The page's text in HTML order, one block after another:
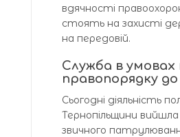
вдячності
стоять на захисті
на передовій.
Служба в умовах
правопорядку
Сьогодні діяльність
Тернопільщини
звичного